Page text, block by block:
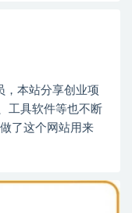
，本站分享创业项
工具软件等也不断
了这个网站用来